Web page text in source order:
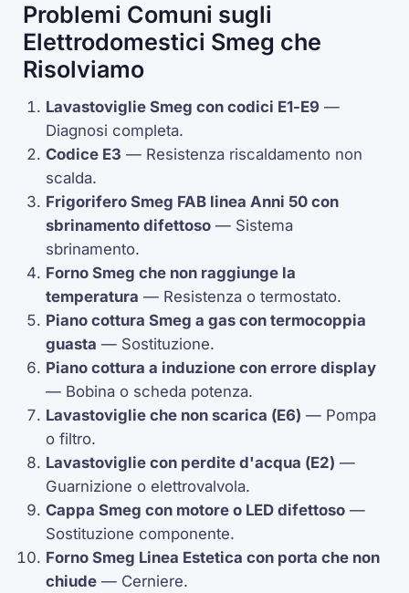
Problemi Comuni sugli
Elettrodomestici Smeg che
Risolviamo
Lavastoviglie Smeg con codici E1-E9 —
Diagnosi completa.
Codice E3 — Resistenza riscaldamento non
scalda.
Frigorifero Smeg FAB linea Anni 50 con
sbrinamento difettoso — Sistema
sbrinamento.
Forno Smeg che non raggiunge la
temperatura — Resistenza otermostato.
Piano cottura Smeg a gas contermocoppia
guasta — Sostituzione.
Piano cottura a induzione con errore display
— Bobina o scheda potenza.
Lavastoviglie che non scarica (E6) — Pompa
o filtro.
Lavastoviglie con perdite d'acqua (E2) —
Guarnizione o elettrovalvola.
Cappa Smeg con motore o LED difettoso —
Sostituzione componente.
Forno Smeg Linea Estetica con porta che non
chiude — Cerniere.